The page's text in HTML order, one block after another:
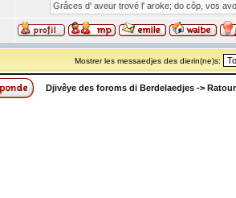
Gråces d' aveur trové l' aroke; do côp, vos
Mostrer les messaedjes des dierin(ne)s:
Djivêye des foroms di Berdelaedjes ->